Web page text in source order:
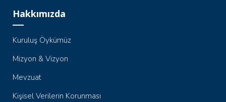
Hakkımızda
Kuruluş Öykümüz
Mizyon & Vizyon
Mevzuat
Kişisel Verilerin Korunması